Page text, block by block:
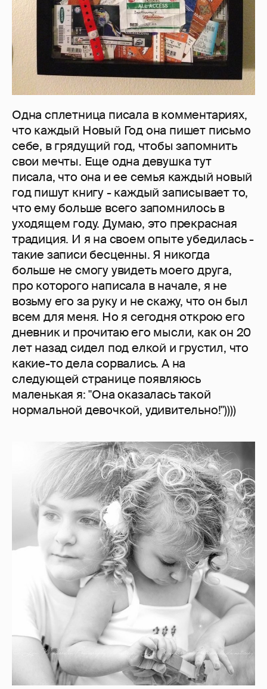
Одна сплетница писала в комментариях,
что каждый Новый Год она пишет письмо
себе, в грядущий год, чтобы запомнить
свои мечты. Еще одна девушка тут
писала, что она и ее семья каждый новый
год пишут книгу - каждый записывает то,
что ему больше всего запомнилось в
уходящем году. Думаю, это прекрасная
традиция. И я на своем опыте убедилась -
такие записи бесценны. Я никогда
больше не смогу увидеть моего друга,
про которого написала в начале, я не
возьму его за руку и не скажу, что он был
всем для меня. Но я сегодня открою его
дневник и прочитаю его мысли, как он 20
лет назад сидел под елкой и грустил, что
какие-то дела сорвались. А на
следующей странице появляюсь
маленькая я: "Она оказалась такой
нормальной девочкой, удивительно!"))))